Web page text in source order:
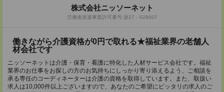
株式会社ニッソーネット
労働者派遣事業許可番号:派27－029007
働きながら介護資格が0円で取れる★福祉業界の老舗人
材会社です
ニッソーネットは介護・保育・看護に特化した人材サービス会社です。福祉
業界のお仕事をお探しの方のお気持ちにしっかり寄り添えるよう、ご相談を
承る専任のコーディネーターは介護の資格を取得しています。また、取扱い
求人は10,000件以上ございますので、あなたのご希望にピッタリの求人のご